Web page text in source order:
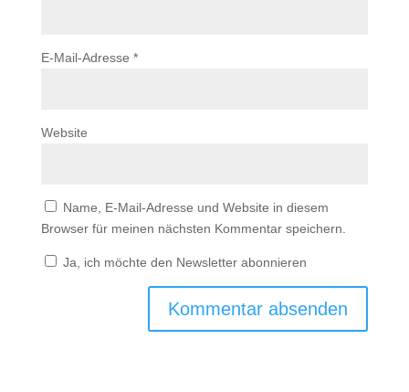
E-Mail-Adresse *
Website
Name, E-Mail-Adresse und Website in diesem
Browser für meinen nächsten Kommentar speichern.
Ja, ich möchte den Newsletter abonnieren